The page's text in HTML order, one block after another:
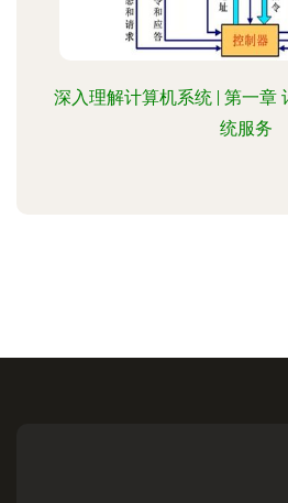
深入理解计算机系统 | 第一章
统服务